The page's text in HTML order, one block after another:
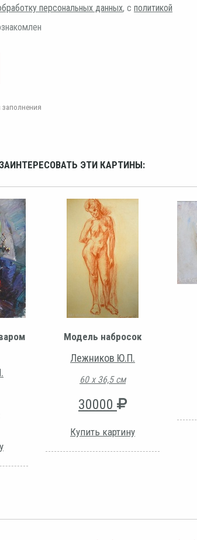
персональных данных, с политикой
заполнения
ЭТИ КАРТИНЫ:
Модель набросок
Лежников Ю.П.
60 х 36,5 см
30000
Купить картину